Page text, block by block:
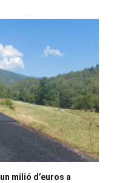
milió d’euros a